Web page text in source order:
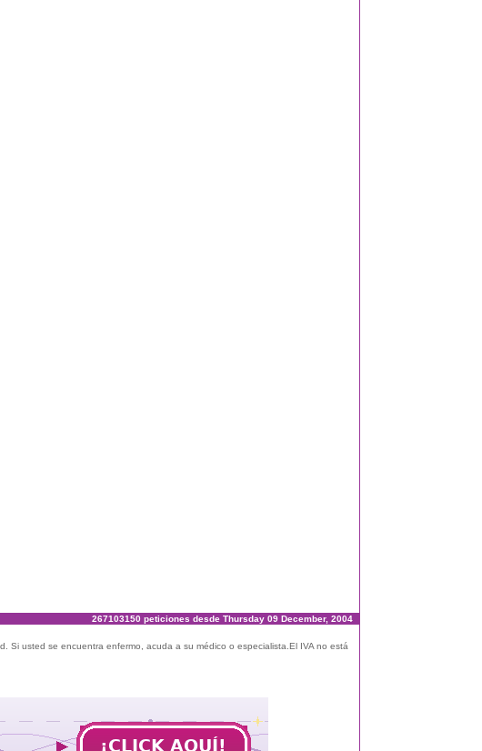
267103150 peticiones desde Thursday 09 December, 2004
Si usted se encuentra enfermo, acuda a su médico o especialista.El IVA no está